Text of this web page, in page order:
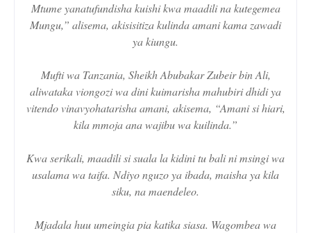
Mtume yanatufundisha kuishi kwa maadili na kutegemea
Mungu,” alisema, akisisitiza kulinda amani kama zawadi
ya kiungu.
Mufti wa Tanzania, Sheikh Abubakar Zubeir bin Ali,
aliwataka viongozi wa dini kuimarisha mahubiri dhidi ya
vitendo vinavyohatarisha amani, akisema, “Amani si hiari,
kila mmoja ana wajibu wa kuilinda.”
Kwa serikali, maadili si suala la kidini tu bali ni msingi wa
usalama wa taifa. Ndiyo nguzo ya ibada, maisha ya kila
siku, na maendeleo.
Mjadala huu umeingia pia katika siasa. Wagombea wa